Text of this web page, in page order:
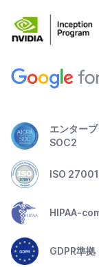
エンター
SOC2
ISO 27001
HIPAA-
GDPR準拠